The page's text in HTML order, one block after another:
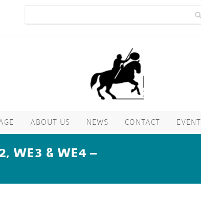
ABOUT US NEWS CONTACT EVENT
WE3 & WE4 –